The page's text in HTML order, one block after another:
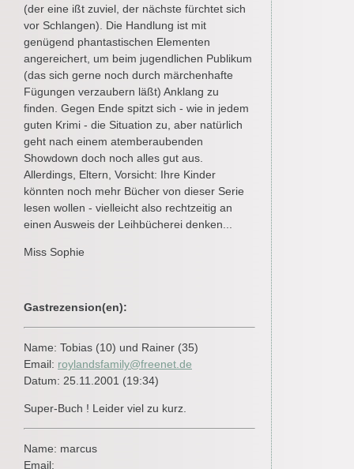
(der eine ißt zuviel, der nächste fürchtet sich
vor Schlangen). Die Handlung ist mit
genügend phantastischen Elementen
angereichert, um beim jugendlichen Publikum
(das sich gerne noch durch märchenhafte
Fügungen verzaubern läßt) Anklang zu
finden. Gegen Ende spitzt sich - wie in jedem
guten Krimi - die Situation zu, aber natürlich
geht nach einem atemberaubenden
Showdown doch noch alles gut aus.
Allerdings, Eltern, Vorsicht: Ihre Kinder
könnten noch mehr Bücher von dieser Serie
lesen wollen - vielleicht also rechtzeitig an
einen Ausweis der Leihbücherei denken...
Miss Sophie
Gastrezension(en):
Name: Tobias (10) und Rainer (35)
Email: roylandsfamily@freenet.de
Datum: 25.11.2001 (19:34)
Super-Buch ! Leider viel zu kurz.
Name: marcus
Email: